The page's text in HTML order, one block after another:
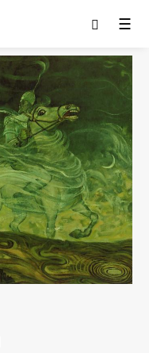
☰